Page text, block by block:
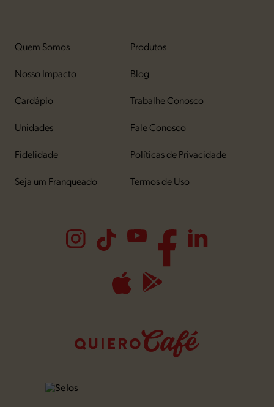
Quem Somos
Nosso Impacto
Cardápio
Unidades
Fidelidade
Seja um Franqueado
Produtos
Blog
Trabalhe Conosco
Fale Conosco
Políticas de Privacidade
Termos de Uso